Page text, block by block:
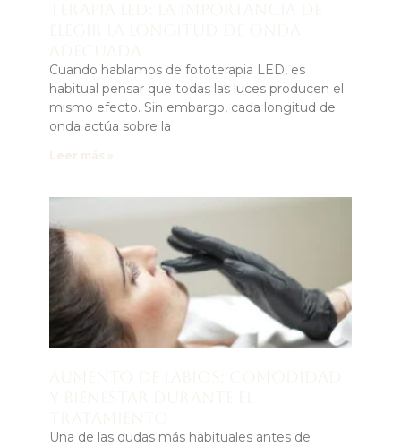
Cuando hablamos de fototerapia LED, es
habitual pensar que todas las luces producen el
mismo efecto. Sin embargo, cada longitud de
onda actúa sobre la
Una de las dudas más habituales antes de